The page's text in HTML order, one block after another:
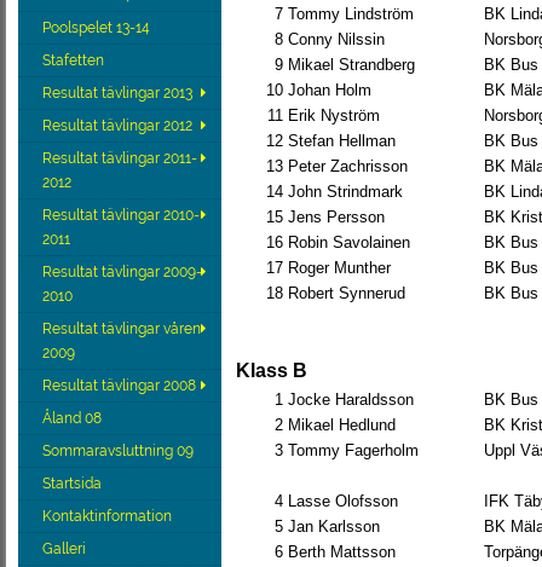
Poolspelet 13-14
Stafetten
Resultat tävlingar 2013
Resultat tävlingar 2012
Resultat tävlingar 2011-
2012
Resultat tävlingar 2010-
2011
Resultat tävlingar 2009-
2010
Resultat tävlingar våren
2009
Resultat tävlingar 2008
Åland 08
Sommaravsluttning 09
Startsida
Kontaktinformation
Galleri
7 Tommy Lindström
BK
8 Conny Nilssin
9 Mikael Strandberg
BK Bus
10 Johan Holm
BK
11 Erik Nyström
12 Stefan Hellman
BK Bus
13 Peter Zachrisson
BK
14 John Strindmark
BK
15 Jens Persson
BK
16 Robin Savolainen
BK Bus
17 Roger Munther
BK Bus
18 Robert Synnerud BK Bus
Klass B
1 Jocke Haraldsson
BK Bus
2 Mikael Hedlund
BK
3 Tommy Fagerholm Uppl
4 Lasse Olofsson
IFK
5 Jan Karlsson
BK
6 Berth Mattsson